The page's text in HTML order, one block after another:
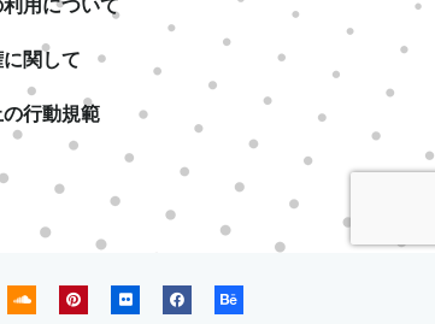
用について
関して
行動規範